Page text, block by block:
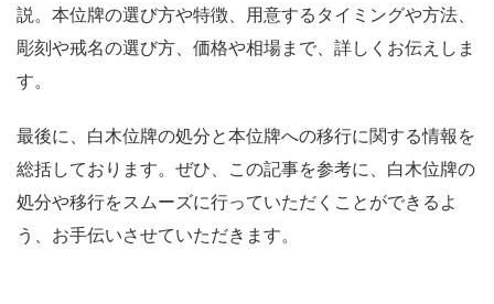
説。本位牌の選び方や特徴、用意するタイミングや方法、
彫刻や戒名の選び方、価格や相場まで、詳しくお伝えしま
す。
最後に、白木位牌の処分と本位牌への移行に関する情報を
総括しております。ぜひ、この記事を参考に、白木位牌の
処分や移行をスムーズに行っていただくことができるよ
う、お手伝いさせていただきます。